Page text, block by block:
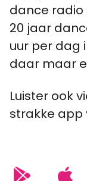
dance radio
20 jaar
uur per dag
daar maar
Luister ook
strakke app